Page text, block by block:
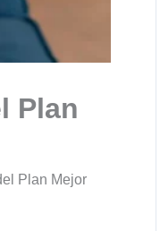
Plan
Plan Mejor